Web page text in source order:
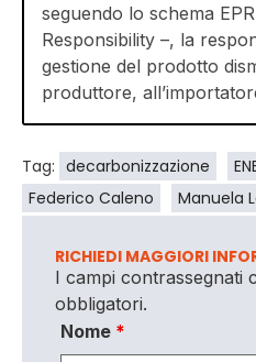
seguendo lo schema
Responsibility –, la
gestione del prodotto
produttore,
Tag: decarbonizzazione
Federico Caleno
Manuela
RICHIEDI MAGGIORI
I campi contrassegnati
obbligatori.
Nome *